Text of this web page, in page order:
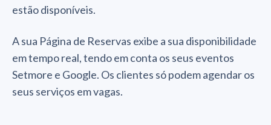
estão disponíveis.
A sua Página de Reservas exibe a sua disponibilidade
em tempo real, tendo em conta os seus eventos
Setmore e Google. Os clientes só podem agendar os
seus serviços em vagas.